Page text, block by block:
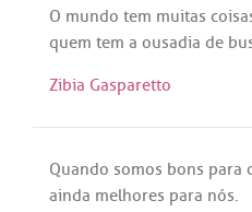
O mundo tem muitas
quem tem a ousadia de
Zibia Gasparetto
Quando somos bons para
ainda melhores para nós.